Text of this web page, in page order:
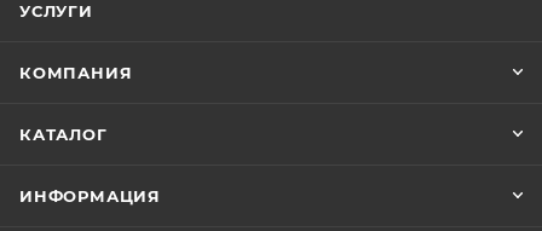
Благодаря ему можно видеть автотранспорт,при
находится внизу за машиной.
Боковые зеркала помогают при перестроение на
УСЛУГИ
КОМПАНИЯ
КАТАЛОГ
ИНФОРМАЦИЯ